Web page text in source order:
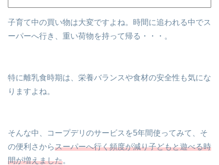
子育て中の買い物は大変ですよね。時間に追われる中でス
ーパーへ行き、重い荷物を持って帰る・・・。
特に離乳食時期は、栄養バランスや食材の安全性も気にな
りますよね。
そんな中、コープデリのサービスを5年間使ってみて、そ
の便利さからスーパーへ行く頻度が減り子どもと遊べる時
間が増えました。